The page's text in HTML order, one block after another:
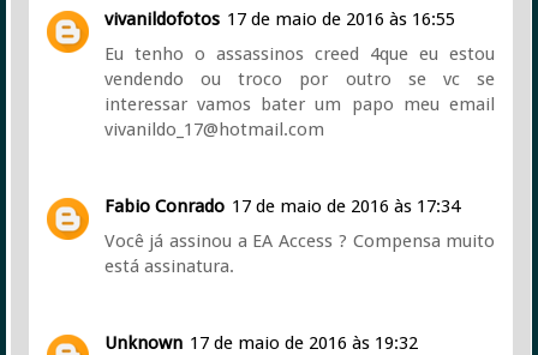
vivanildofotos 17 de maio de 2016 às 16:55
Eu tenho o assassinos creed 4que eu estou
vendendo ou troco por outro se vc se
interessar vamos bater um papo meu email
vivanildo_17@hotmail.com
Fabio Conrado 17 de maio de 2016 às 17:34
Você já assinou a EA Access ? Compensa muito
está assinatura.
Unknown 17 de maio de 2016 às 19:32